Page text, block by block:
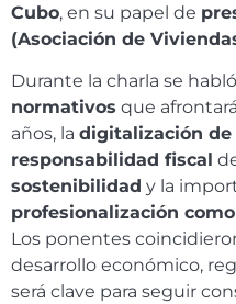
Cubo, en su papel de
(Asociación de
Durante la charla se
normativos que
años, la digitalización de
responsabilidad fiscal
sostenibilidad y la
profesionalización
Los ponentes
desarrollo económico,
será clave para seguir